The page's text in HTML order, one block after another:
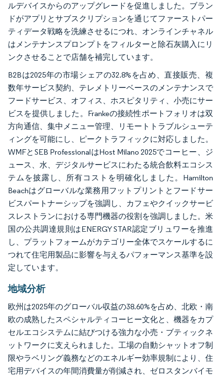
ルデバイスからのアップグレードを促進しました。ブラン
ドがアプリとサブスクリプションを通じてファーストパー
ティデータ戦略を洗練させるにつれ、オンラインチャネル
はメンテナンスプロンプトをフィルターと除石灰購入にリ
ンクさせることで店舗を補完しています。
B2Bは2025年の市場シェアの32.8%を占め、直接販売、複
数年サービス契約、テレメトリーベースのメンテナンスで
フードサービス、オフィス、ホスピタリティ、小売にサー
ビスを提供しました。Frankeの接続性ポートフォリオは双
方向通信、集中メニュー管理、リモートトラブルシューテ
ィングを可能にし、ピークトラフィックに対応しました。
WMFとSEB ProfessionalはHost Milano 2025でコーヒー、ジ
ュース、水、デジタルサービスにわたる統合飲料エコシス
テムを披露し、所有コストを明確化しました。Hamilton
Beachはグローバルな業務用フットプリントとフードサー
ビスパートナーシップを強調し、カフェやクイックサービ
スレストランにおける専門機器の役割を強調しました。米
国の公共調達規則はENERGY STAR認定ブリュワーを推進
し、プラットフォームがカテゴリー全体でスケールするに
つれて住宅用製品に影響を与えるパフォーマンス基準を設
定しています。
地域分析
欧州は2025年のグローバル収益の38.60%を占め、北欧・南
欧の成熟したスペシャルティコーヒー文化と、機器をカプ
セルエコシステムに結びつける強力な小売・ブティックネ
ットワークに支えられました。工場の自動シャットオフ制
限やラベリング義務などのエネルギー効率規制により、住
宅用デバイスの年間消費量が削減され、ゼロスタンバイモ